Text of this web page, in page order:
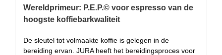
Wereldprimeur: P.E.P.© voor espresso van de
hoogste koffiebarkwaliteit
De sleutel tot volmaakte koffie is gelegen in de
bereiding ervan. JURA heeft het bereidingsproces voor